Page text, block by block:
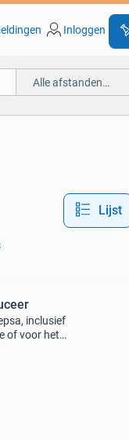
Inloggen
Alle afstanden…
Lijst
inclusief
of voor het